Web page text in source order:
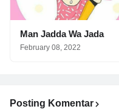
Man Jadda Wa Jada
February 08, 2022
Posting Komentar